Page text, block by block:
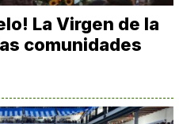
La Virgen de la
comunidades